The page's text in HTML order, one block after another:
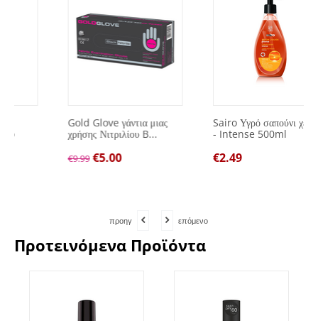
Gold Glove γάντια μιας
χρήσης Νιτριλίου B...
5.00
Sairo Υγρό σαπούνι χεριών
- Intense 500ml
προηγ επόμενο
Προτεινόμενα Προϊόντα